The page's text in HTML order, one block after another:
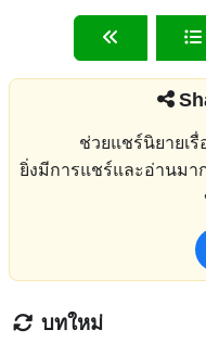
ช่วยแชร์นิยายเ
ยิ่งมีการแชร์และอ่านมา
บทใหม่